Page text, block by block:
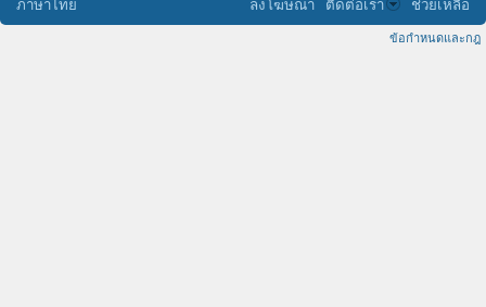
ภาษาไทย ลงโฆษณา ติดต่อเรา ช่วยเหลือ
ข้อกำหนดและกฎ